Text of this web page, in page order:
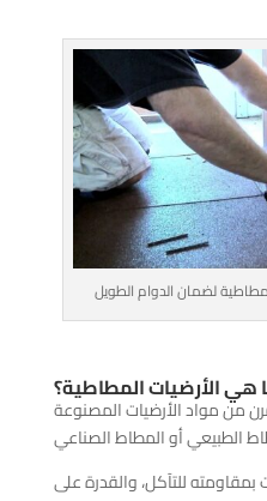
لضمان الدوام الطويل
هي الأرضيات المطاطية؟
من مواد الأرضيات المصنوعة
بمقاومته للتآكل، والقدرة على